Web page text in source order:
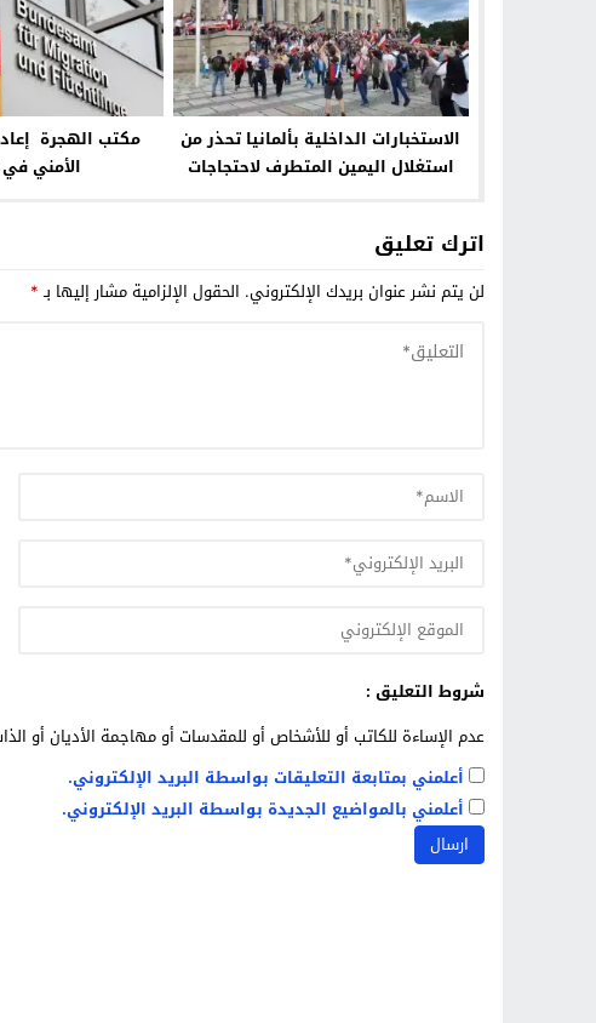
الاستخبارات الداخلية بألمانيا تحذر من
استغلال اليمين المتطرف لاحتجاجات
مكتب الهجرة
الأمني
اترك تعليق
لن يتم نشر عنوان بريدك الإلكتروني. الحقول الإلزامية مشار إليها بـ*
شروط التعليق :
عدم الإساءة للكاتب أو للأشخاص أو للمقدسات أو مهاجمة الأديان أو
أعلمني بمتابعة التعليقات بواسطة البريد الإلكتروني.
أعلمني بالمواضيع الجديدة بواسطة البريد الإلكتروني.